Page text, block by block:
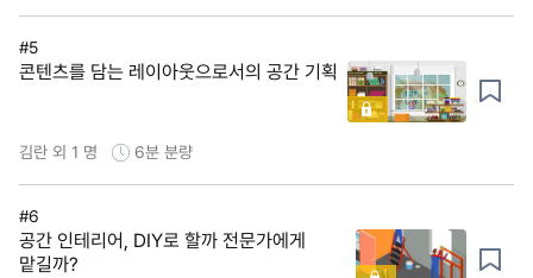
#5
콘텐츠를 담는 레이아웃으로서의 공간 기획
김란 외 1 명 6분 분량
#6
공간 인테리어, DIY로 할까 전문가에게
맡길까?